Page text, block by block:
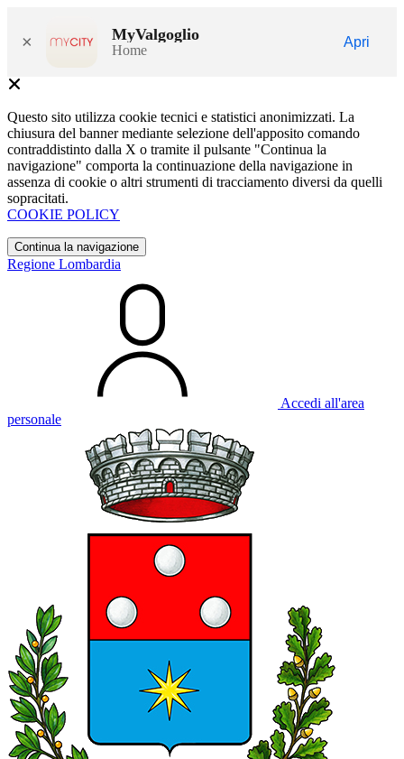
× MyValgoglio
Home
Apri
Questo sito utilizza cookie tecnici e statistici anonimizzati. La
chiusura del banner mediante selezione dell'apposito comando
contraddistinto dalla X o tramite il pulsante "Continua la
navigazione" comporta la continuazione della navigazione in
assenza di cookie o altri strumenti di tracciamento diversi da quelli
sopracitati.
COOKIE POLICY
Continua la navigazione
Regione Lombardia
Accedi all'area
personale